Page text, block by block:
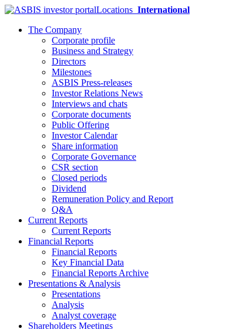
Locations International
The Company
Corporate profile
Business and Strategy
Directors
Milestones
ASBIS Press-releases
Investor Relations News
Interviews and chats
Corporate documents
Public Offering
Investor Calendar
Share information
Corporate Governance
CSR section
Closed periods
Dividend
Remuneration Policy and Report
Q&A
Current Reports
Current Reports
Financial Reports
Financial Reports
Key Financial Data
Financial Reports Archive
Presentations & Analysis
Presentations
Analysis
Analyst coverage
Shareholders Meetings